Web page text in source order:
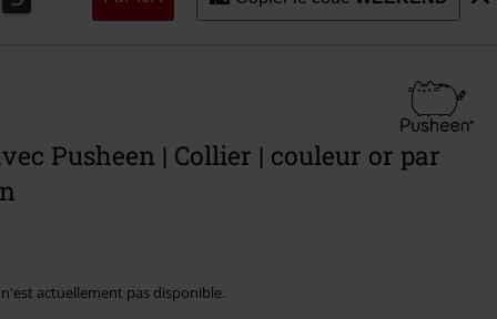
Pusheen | Collier | couleur or par
actuellement pas disponible.